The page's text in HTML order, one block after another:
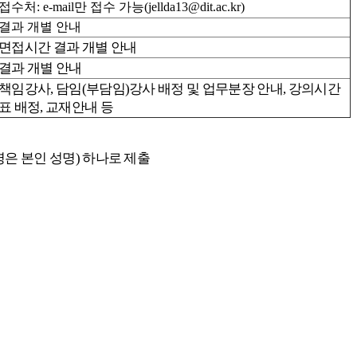
접수처: e-mail만 접수 가능(jellda13@dit.ac.kr)
결과 개별 안내
면접시간 결과 개별 안내
결과 개별 안내
책임강사, 담임(부담임)강사 배정 및 업무분장 안내, 강의시간
표 배정, 교재안내 등
본인 성명) 하나로 제출